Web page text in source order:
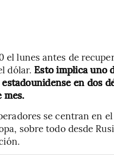
el lunes antes de
dólar. Esto implica uno
en dos
mes.
se centran en
sobre todo desde